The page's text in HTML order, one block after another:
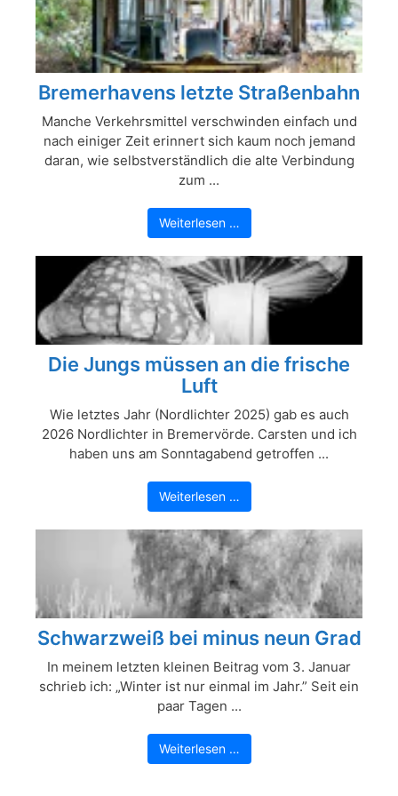
Bremerhavens letzte Straßenbahn
Manche Verkehrsmittel verschwinden einfach und
nach einiger Zeit erinnert sich kaum noch jemand
daran, wie selbstverständlich die alte Verbindung
zum ...
Weiterlesen …
Die Jungs müssen an die frische
Luft
Wie letztes Jahr (Nordlichter 2025) gab es auch
2026 Nordlichter in Bremervörde. Carsten und ich
haben uns am Sonntagabend getroffen ...
Weiterlesen …
Schwarzweiß bei minus neun Grad
In meinem letzten kleinen Beitrag vom 3. Januar
schrieb ich: „Winter ist nur einmal im Jahr.” Seit ein
paar Tagen ...
Weiterlesen …